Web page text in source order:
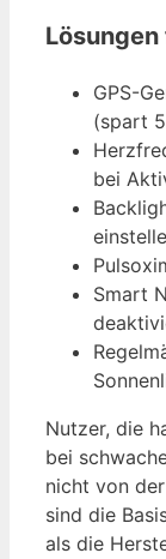
GPS-
(spart
bei
Smart
Nutzer, die
bei
nicht von
sind die
als die